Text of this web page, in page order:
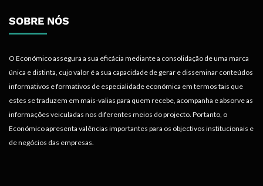
SOBRE NÓS
O Económico assegura a sua eficácia mediante a consolidação de uma marca
única e distinta, cujo valor é a sua capacidade de gerar e disseminar conteúdos
informativos e formativos de especialidade económica em termos tais que
estes se traduzem em mais-valias para quem recebe, acompanha e absorve as
informações veiculadas nos diferentes meios do projecto. Portanto, o
Económico apresenta valências importantes para os objectivos institucionais e
de negócios das empresas.